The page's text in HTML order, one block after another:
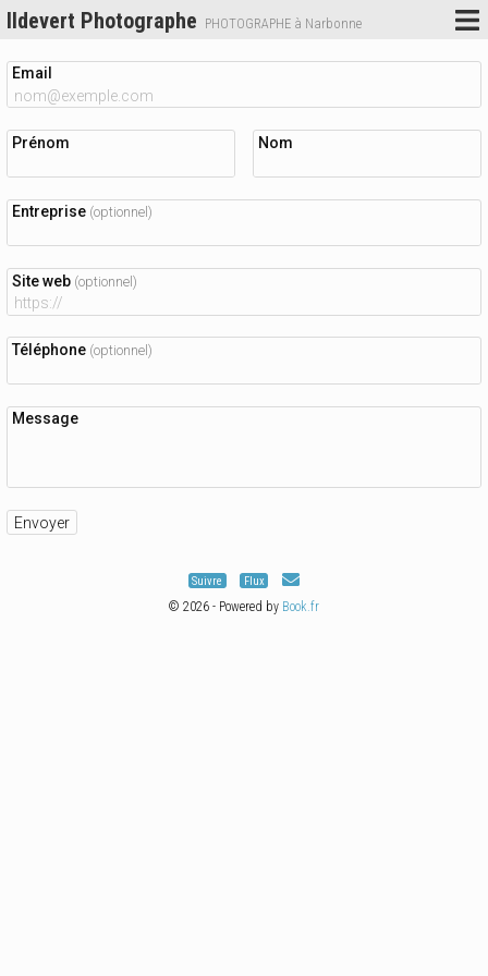
Ildevert Photographe PHOTOGRAPHE à Narbonne
Email
Prénom Nom
Entreprise (optionnel)
Site web (optionnel)
Téléphone (optionnel)
Message
Suivre Flux
© 2026 - Powered by Book.fr